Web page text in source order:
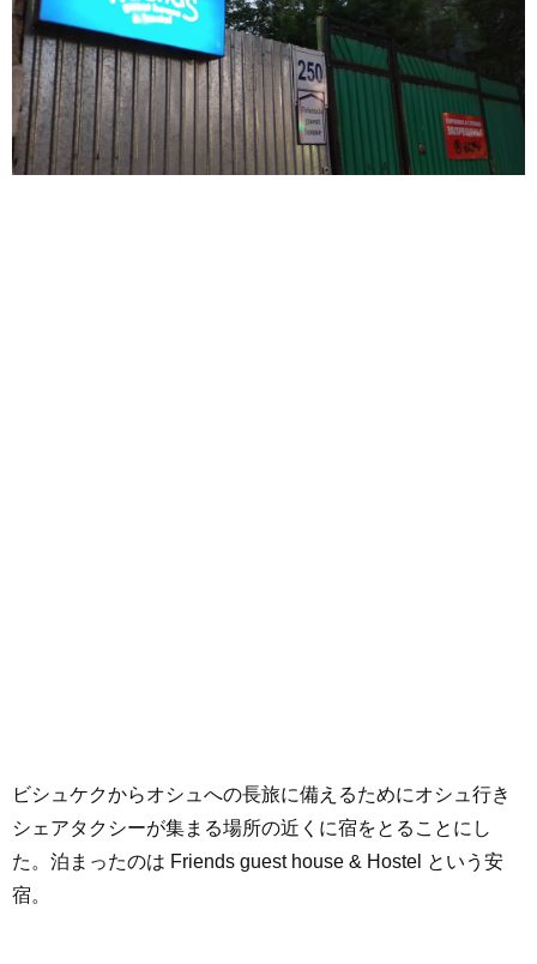
ビシュケクからオシュへの長旅に備えるためにオシュ行き
シェアタクシーが集まる場所の近くに宿をとることにし
た。泊まったのは Friends guest house & Hostel という安
宿。